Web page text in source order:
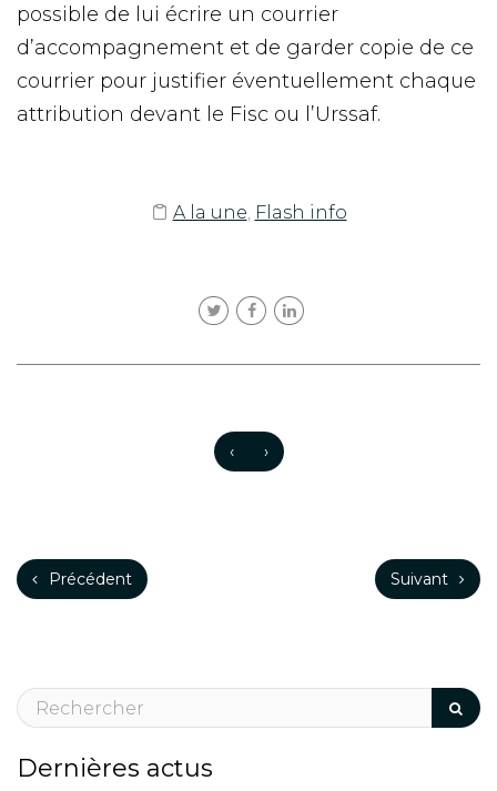
possible de lui écrire un courrier
d’accompagnement et de garder copie de ce
courrier pour justifier éventuellement chaque
attribution devant le Fisc ou l’Urssaf.
A la une, Flash info
‹ ›
Précédent Suivant
Dernières actus